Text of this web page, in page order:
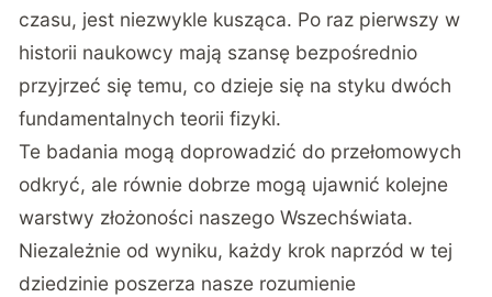
czasu, jest niezwykle kusząca. Po raz pierwszy w
historii naukowcy mają szansę bezpośrednio
przyjrzeć się temu, co dzieje się na styku dwóch
fundamentalnych teorii fizyki.
Te badania mogą doprowadzić do przełomowych
odkryć, ale równie dobrze mogą ujawnić kolejne
warstwy złożoności naszego Wszechświata.
Niezależnie od wyniku, każdy krok naprzód w tej
dziedzinie poszerza nasze rozumienie